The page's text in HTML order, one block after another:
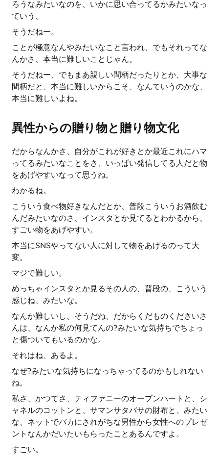
ろうなみたいなのを、いかに思い合ってるかみたいなっ
ていう、
そうだねー。
ことが極意なんやみたいなこと言われ、でもそれってな
んかさ、本当に難しいことじゃん。
そうだねー、でもまあ親しい間柄だったりとか、大事な
間柄だと、本当に難しいからこそ、なんていうのかな、
本当に難しいよね。
異性からの贈り物と贈り物文化
だからなんかさ、自分がこれが好きとか最近これにハマ
ってるみたいなことをさ、いっぱい発信してる人だと物
をあげやすいなって思うね。
わかるね。
こういう食べ物好きなんだとか、普段こういうお酒飲む
んだみたいなのさ、インスタとか見てるとわかるから、
すごい物をあげやすい。
本当にSNSやってない人に対して物をあげるのって大
変。
マジで難しい。
めっちゃインスタとか見るその人の、普段の、こういう
感じね、みたいな。
なんか難しいし、そうだね、だからくだものくださいさ
んは、なんか私の何見てんの?みたいな気持ちでちょっ
と傷ついてもいるのかな。
それはね、あるよ。
なぜ?みたいな気持ちになっちゃってるのかもしれない
ね。
私さ、かつてさ、ティファニーのオープンハートと、シ
ャネルのコットンと、サマンサタバサの財布と、みたい
な、ネットでバカにされがちな男性から女性へのプレゼ
ントなんかだいたいもらったことあるんですよ。
すごい。